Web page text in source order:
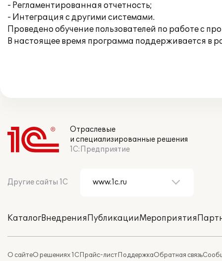
- Регламентированная отчетность;
- Интеграция с другими системами.
Проведено обучение пользователей по работе с
В настоящее время программа поддерживается в
Отраслевые
и специализированные решения
1С:Предприятие
Другие сайты 1С
КаталогВнедренияПубликацииМероприятия
О сайтеО решениях 1СПрайс-листПоддержкаОбратная связь